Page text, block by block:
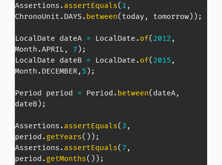
Assertions . assertEquals( 1 ,
ChronoUnit . DAYS. between( today , tomorrow) ) ;
LocalDate dateA = LocalDate . of( 2012 ,
Month .APRIL, 7 ) ;
LocalDate dateB = LocalDate . of( 2015 ,
Month . DECEMBER, 5 ) ;
Period period = Period . between( dateA,
dateB) ;
Assertions . assertEquals( 3 ,
period . getYears( ) ) ;
Assertions . assertEquals( 7 ,
period . getMonths( ) ) ;